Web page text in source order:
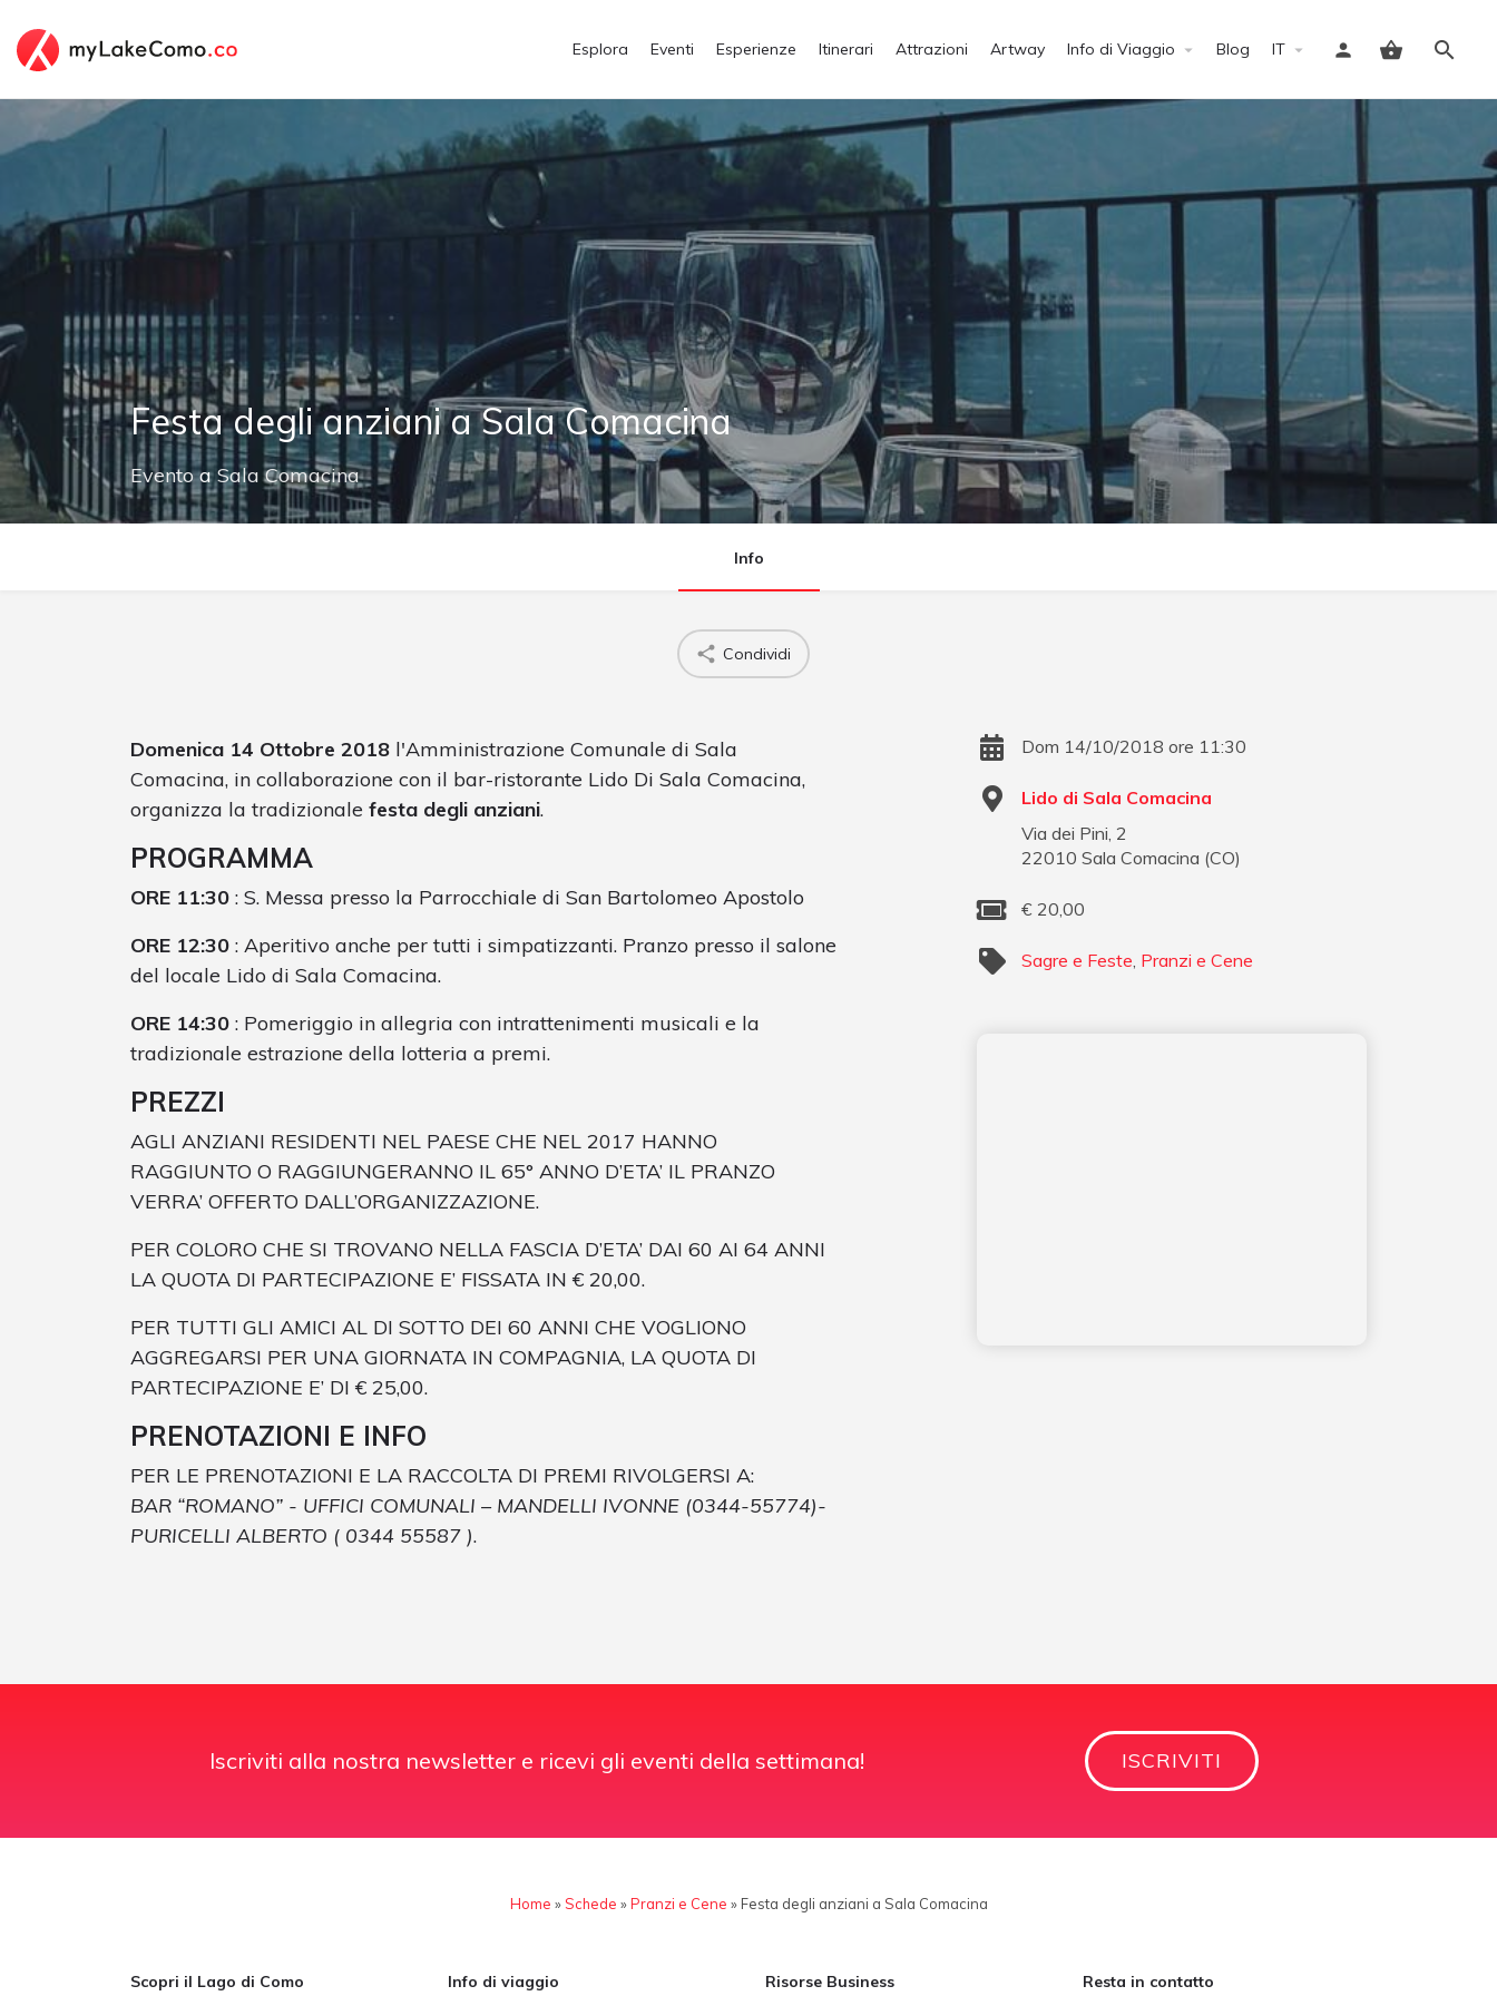
Esplora Eventi Esperienze Itinerari Attrazioni Artway Info di Viaggio Blog IT
Accedi
Festa degli anziani a Sala Comacina
EventoaSala Comacina
Info
Condividi
Domenica 14 Ottobre 2018 l'Amministrazione Comunale di Sala
Comacina, in collaborazione con il bar-ristorante Lido Di Sala Comacina,
organizza la tradizionale festa degli anziani.
PROGRAMMA
ORE 11:30 : S. Messa presso la Parrocchiale di San Bartolomeo Apostolo
ORE 12:30 : Aperitivo anche per tutti i simpatizzanti. Pranzo presso il salone
del locale Lido di Sala Comacina.
ORE 14:30 : Pomeriggio in allegria con intrattenimenti musicali e la
tradizionale estrazione della lotteria a premi.
PREZZI
AGLI ANZIANI RESIDENTI NEL PAESE CHE NEL 2017 HANNO
RAGGIUNTO O RAGGIUNGERANNO IL 65° ANNO D’ETA’ IL PRANZO
VERRA’ OFFERTO DALL’ORGANIZZAZIONE.
PER COLORO CHE SI TROVANO NELLA FASCIA D’ETA’ DAI 60 AI 64 ANNI
LA QUOTA DI PARTECIPAZIONE E’ FISSATA IN € 20,00.
PER TUTTI GLI AMICI AL DI SOTTO DEI 60 ANNI CHE VOGLIONO
AGGREGARSI PER UNA GIORNATA IN COMPAGNIA, LA QUOTA DI
PARTECIPAZIONE E’ DI € 25,00.
PRENOTAZIONI E INFO
PER LE PRENOTAZIONI E LA RACCOLTA DI PREMI RIVOLGERSI A:
BAR “ROMANO” - UFFICI COMUNALI – MANDELLI IVONNE (0344-55774)-
PURICELLI ALBERTO ( 0344 55587 ).
Dom 14/10/2018 ore 11:30
Lido di Sala Comacina
Via dei Pini, 2
22010 Sala Comacina (CO)
€ 20,00
Sagre e Feste, Pranzi e Cene
Iscriviti alla nostra newsletter e ricevi gli eventi della settimana! ISCRIVITI
Home »Schede »Pranzi e Cene » Festa degli anziani a Sala Comacina
Scopri il Lago di Como Info di viaggio Risorse Business Resta in contatto